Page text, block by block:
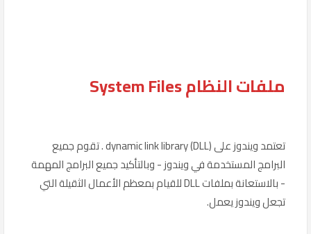
ملفات النظام System Files
تعتمد ويندوز على dynamic link library (DLL) . تقوم جميع
البرامج المستخدمة في ويندوز - وبالتأكيد جميع البرامج المهمة
- بالاستعانة بملفات DLL للقيام بمعظم الأعمال الثقيلة التي
تجعل ويندوز يعمل.